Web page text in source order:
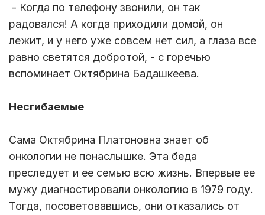
- Когда по телефону звонили, он так
радовался! А когда приходили домой, он
лежит, и у него уже совсем нет сил, а глаза все
равно светятся добротой, - с горечью
вспоминает Октябрина Бадашкеева.
Несгибаемые
Сама Октябрина Платоновна знает об
онкологии не понаслышке. Эта беда
преследует и ее семью всю жизнь. Впервые ее
мужу диагностировали онкологию в 1979 году.
Тогда, посоветовавшись, они отказались от